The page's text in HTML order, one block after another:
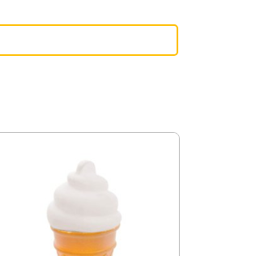
com muitos clicks lindos.
para quem ama
boias criativas. Com as
adulto, caso o produto
decoração de festas